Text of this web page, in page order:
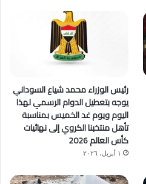
رئيس الوزراء محمد شياع السوداني
يوجه بتعطيل الدوام الرسمي لهذا
اليوم ويوم غد الخميس بمناسبة
تأهل منتخبنا الكروي إلى نهائيات
كأس العالم 2026
١ أبريل، ٢٠٢٦